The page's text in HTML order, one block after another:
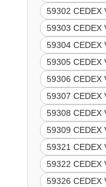
59302 CEDEX
59303 CEDEX
59304 CEDEX
59305 CEDEX
59306 CEDEX
59307 CEDEX
59308 CEDEX
59309 CEDEX
59321 CEDEX
59322 CEDEX
59326 CEDEX